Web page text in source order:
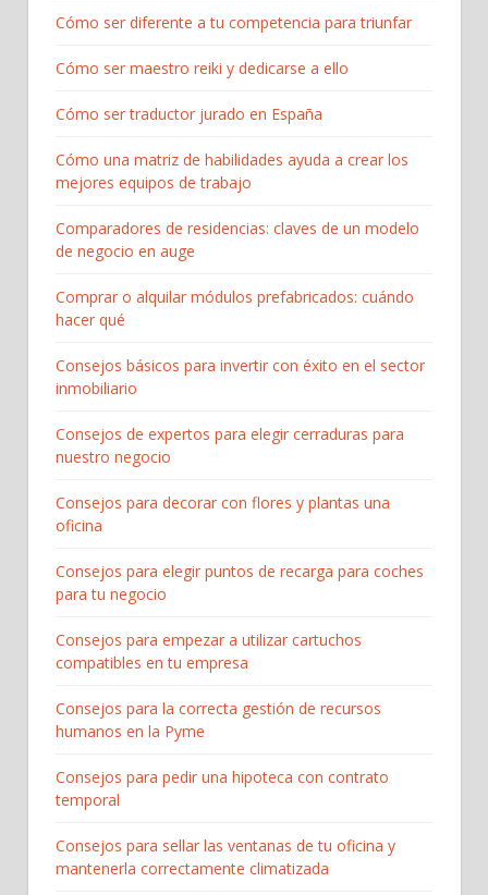
Cómo ser diferente a tu competencia para triunfar
Cómo ser maestro reiki y dedicarse a ello
Cómo ser traductor jurado en España
Cómo una matriz de habilidades ayuda a crear los
mejores equipos de trabajo
Comparadores de residencias: claves de un modelo
de negocio en auge
Comprar o alquilar módulos prefabricados: cuándo
hacer qué
Consejos básicos para invertir con éxito en el sector
inmobiliario
Consejos de expertos para elegir cerraduras para
nuestro negocio
Consejos para decorar con flores y plantas una
oficina
Consejos para elegir puntos de recarga para coches
para tu negocio
Consejos para empezar a utilizar cartuchos
compatibles en tu empresa
Consejos para la correcta gestión de recursos
humanos en la Pyme
Consejos para pedir una hipoteca con contrato
temporal
Consejos para sellar las ventanas de tu oficina y
mantenerla correctamente climatizada